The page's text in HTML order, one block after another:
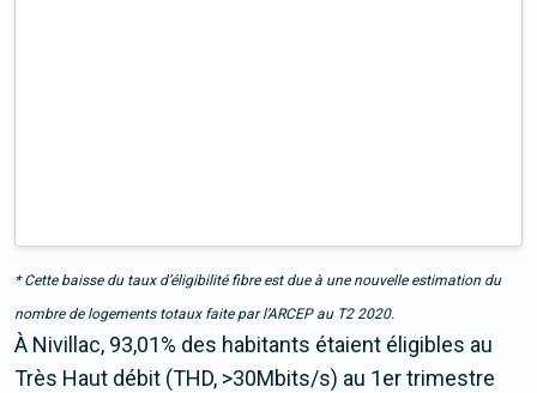
* Cette baisse du taux d’éligibilité fibre est due à une nouvelle estimation du
nombre de logements totaux faite par l’ARCEP au T2 2020.
À Nivillac, 93,01% des habitants étaient éligibles au
Très Haut débit (THD, >30Mbits/s) au 1er trimestre